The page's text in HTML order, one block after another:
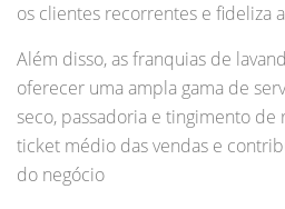
os clientes recorrentes e fideliza
Além disso, as franquias de
oferecer uma ampla gama de
seco, passadoria e tingimento de
ticket médio das vendas e
do negócio